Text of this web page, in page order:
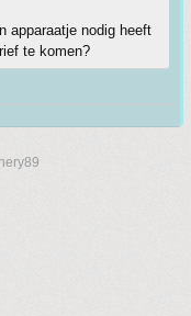
apparaatje nodig heeft
te komen?